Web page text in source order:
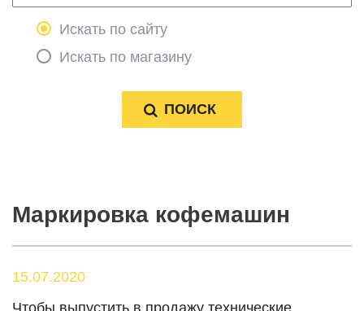
Искать по сайту
Искать по магазину
Маркировка кофемашин
15.07.2020
Чтобы выпустить в продажу технические